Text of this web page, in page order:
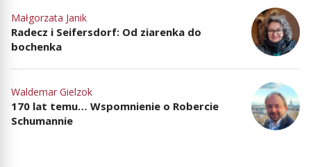
Małgorzata Janik
Radecz i Seifersdorf: Od ziarenka do
bochenka
Waldemar Gielzok
170 lat temu… Wspomnienie o Robercie
Schumannie